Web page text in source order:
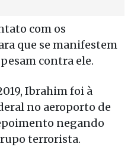
com os
que se manifestem
contra ele.
Ibrahim foi à
no aeroporto de
negando
terrorista.